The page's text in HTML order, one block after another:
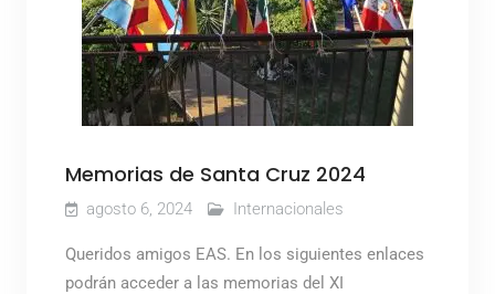
Memorias de Santa Cruz 2024
agosto 6, 2024 Internacionales
Queridos amigos EAS. En los siguientes enlaces
podrán acceder a las memorias del XI